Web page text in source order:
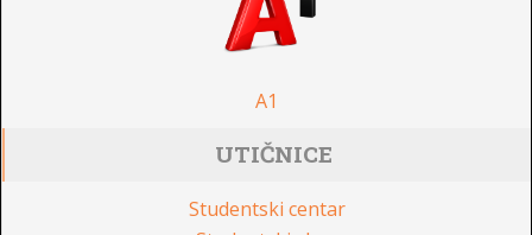
A1
UTIČNICE
Studentski centar